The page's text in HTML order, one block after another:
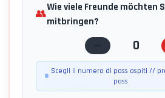
👥
Wie viele Freunde möchten
mitbringen?
0
Scegli il numero di pass ospiti //
pass